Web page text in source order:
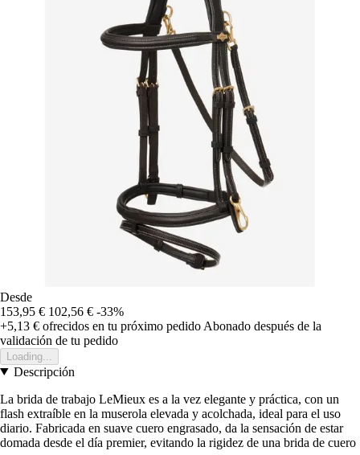
Desde
153,95 € 102,56 € -33%
+5,13 € ofrecidos en tu próximo pedido Abonado después de la
validación de tu pedido
Loading...
Descripción
La brida de trabajo LeMieux es a la vez elegante y práctica, con un
flash extraíble en la muserola elevada y acolchada, ideal para el uso
diario. Fabricada en suave cuero engrasado, da la sensación de estar
domada desde el día premier, evitando la rigidez de una brida de cuero